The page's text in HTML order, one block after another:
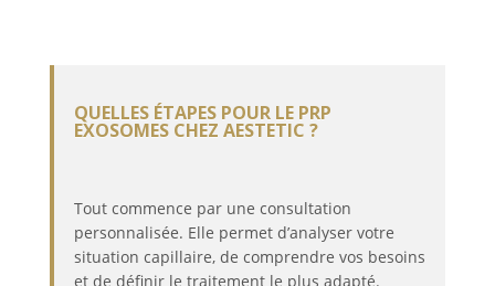
QUELLES ÉTAPES POUR LE PRP
EXOSOMES CHEZ AESTETIC ?
Tout commence par une consultation
personnalisée. Elle permet d’analyser votre
situation capillaire, de comprendre vos besoins
et de définir le traitement le plus adapté.